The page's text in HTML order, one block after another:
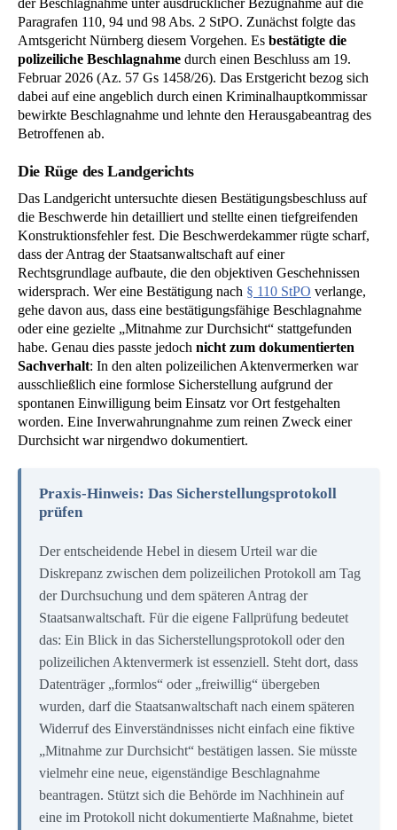
der Beschlagnahme unter ausdrücklicher Bezugnahme auf die
Paragrafen 110, 94 und 98 Abs. 2 StPO. Zunächst folgte das
Amtsgericht Nürnberg diesem Vorgehen. Es bestätigte die
polizeiliche Beschlagnahme durch einen Beschluss am 19.
Februar 2026 (Az. 57 Gs 1458/26). Das Erstgericht bezog sich
dabei auf eine angeblich durch einen Kriminalhauptkommissar
bewirkte Beschlagnahme und lehnte den Herausgabeantrag des
Betroffenen ab.
Die Rüge des Landgerichts
Das Landgericht untersuchte diesen Bestätigungsbeschluss auf
die Beschwerde hin detailliert und stellte einen tiefgreifenden
Konstruktionsfehler fest. Die Beschwerdekammer rügte scharf,
dass der Antrag der Staatsanwaltschaft auf einer
Rechtsgrundlage aufbaute, die den objektiven Geschehnissen
widersprach. Wer eine Bestätigung nach § 110 StPO verlange,
gehe davon aus, dass eine bestätigungsfähige Beschlagnahme
oder eine gezielte „Mitnahme zur Durchsicht“ stattgefunden
habe. Genau dies passte jedoch nicht zum dokumentierten
Sachverhalt: In den alten polizeilichen Aktenvermerken war
ausschließlich eine formlose Sicherstellung aufgrund der
spontanen Einwilligung beim Einsatz vor Ort festgehalten
worden. Eine Inverwahrungnahme zum reinen Zweck einer
Durchsicht war nirgendwo dokumentiert.
Praxis-Hinweis: Das Sicherstellungsprotokoll
prüfen
Der entscheidende Hebel in diesem Urteil war die
Diskrepanz zwischen dem polizeilichen Protokoll am Tag
der Durchsuchung und dem späteren Antrag der
Staatsanwaltschaft. Für die eigene Fallprüfung bedeutet
das: Ein Blick in das Sicherstellungsprotokoll oder den
polizeilichen Aktenvermerk ist essenziell. Steht dort, dass
Datenträger „formlos“ oder „freiwillig“ übergeben
wurden, darf die Staatsanwaltschaft nach einem späteren
Widerruf des Einverständnisses nicht einfach eine fiktive
„Mitnahme zur Durchsicht“ bestätigen lassen. Sie müsste
vielmehr eine neue, eigenständige Beschlagnahme
beantragen. Stützt sich die Behörde im Nachhinein auf
eine im Protokoll nicht dokumentierte Maßnahme, bietet